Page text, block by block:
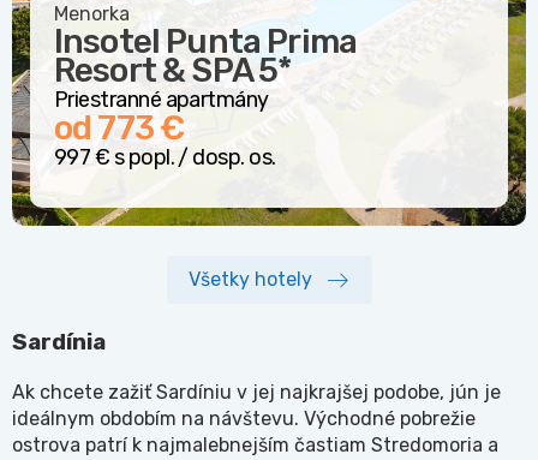
Menorka
Insotel Punta Prima
Resort & SPA5*
Priestranné apartmány
od 773 €
997 € s popl. / dosp. os.
Všetky hotely
Sardínia
Ak chcete zažiť Sardíniu v jej najkrajšej podobe, jún je
ideálnym obdobím na návštevu. Východné pobrežie
ostrova patrí k najmalebnejším častiam Stredomoria a